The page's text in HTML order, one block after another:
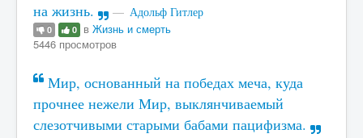
на жизнь.
Адольф Гитлер
0 0 в Жизнь и смерть
5446 просмотров
Мир, основанный на победах меча, куда
прочнее нежели Мир, выклянчиваемый
слезотчивыми старыми бабами пацифизма.